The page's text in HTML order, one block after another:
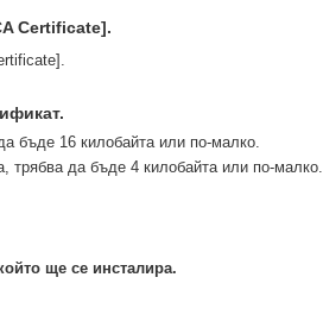
Certificate].
бъде 16 килобайта или по-малко.
трябва да бъде 4 килобайта или по-малко.
ще се инсталира.